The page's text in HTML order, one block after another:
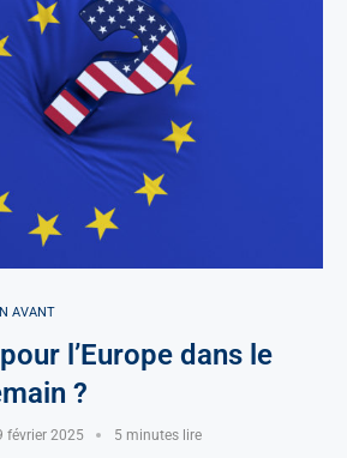
AVANT
l’Europe dans le
?
février 2025 5 minutes lire